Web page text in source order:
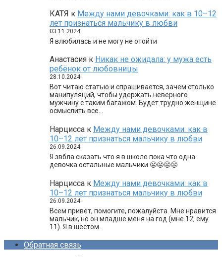
КАТЯ к Между нами девочками: как в 10–12
лет признаться мальчику в любви
03.11.2024
Я влюбилась и не могу не отойти
Анастасия к Никак не ожидала: у мужа есть
ребёнок от любовницы
28.10.2024
Вот читаю статью и спрашивается, зачем столько
манипуляций, чтобы удержать неверного
мужчину с таким багажом. Будет трудно женщине
осмыслить все…
Нарцисса к Между нами девочками: как в
10–12 лет признаться мальчику в любви
26.09.2024
Я звбла сказать что я в школе пока что одна
девочка остальные мальчики 😬😬😬😬
Нарцисса к Между нами девочками: как в
10–12 лет признаться мальчику в любви
26.09.2024
Всем привет, помогите, пожалуйста. Мне нравится
мальчик, но он младше меня на год (мне 12, ему
11). Я в шестом…
Обратная связь